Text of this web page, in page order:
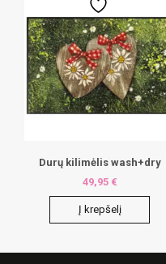
Durų kilimėlis wash+dry
49,95 €
Į krepšelį